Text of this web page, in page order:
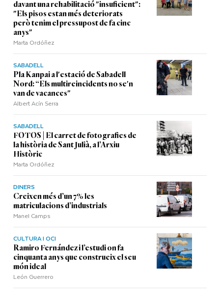
davant una rehabilitació "insuficient":
"Els pisos estan més deteriorats
però tenim el pressupost de fa cinc
anys"
Marta Ordóñez
SABADELL
Pla Kanpai a l'estació de Sabadell
Nord: “Els multireincidents no se'n
van de vacances"
Albert Acín Serra
SABADELL
FOTOS | El carret de fotografies de
la història de Sant Julià, a l’Arxiu
Històric
Marta Ordóñez
DINERS
Creixen més d’un 7% les
matriculacions d’industrials
Manel Camps
CULTURA I OCI
Ramiro Fernández i l’estudi on fa
cinquanta anys que construeix el seu
món ideal
León Guerrero